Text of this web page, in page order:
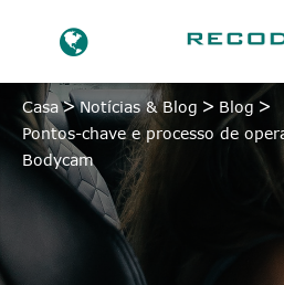
Casa Notícias & Blog
Blog
Pontos-chave e processo de
Bodycam